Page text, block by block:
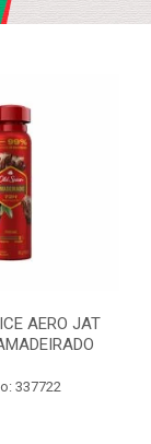
AERO JAT
337722